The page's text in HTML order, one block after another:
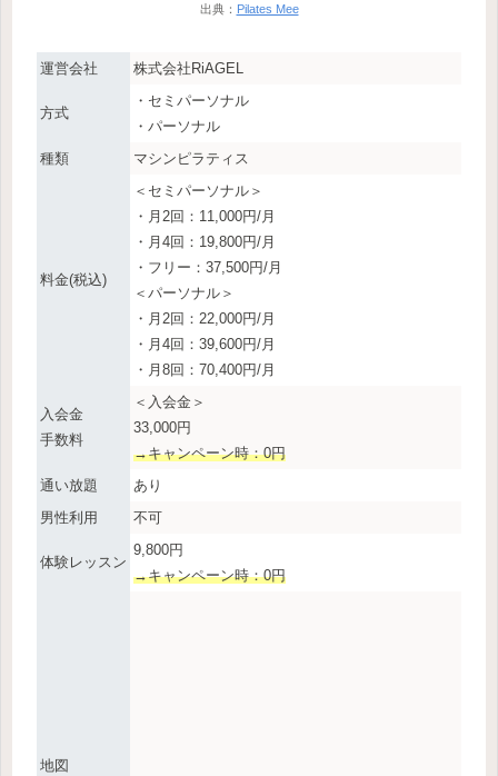
出典： Pilates Mee
運営会社 株式会社RiAGEL
方式
・セミパーソナル
・パーソナル
種類
マシンピラティス
料金(税込)
＜セミパーソナル＞
・月2回：11,000円/月
・月4回：19,800円/月
・フリー：37,500円/月
＜パーソナル＞
・月2回：22,000円/月
・月4回：39,600円/月
・月8回：70,400円/月
入会金
手数料
＜入会金＞
33,000円
→キャンペーン時：0円
通い放題
あり
男性利用
不可
体験レッスン
9,800円
→キャンペーン時：0円
地図